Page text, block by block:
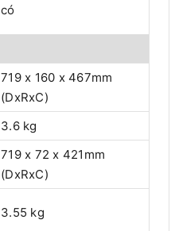
có
719 x 160 x 467mm
(DxRxC)
3.6 kg
719 x 72 x 421mm
(DxRxC)
3.55 kg